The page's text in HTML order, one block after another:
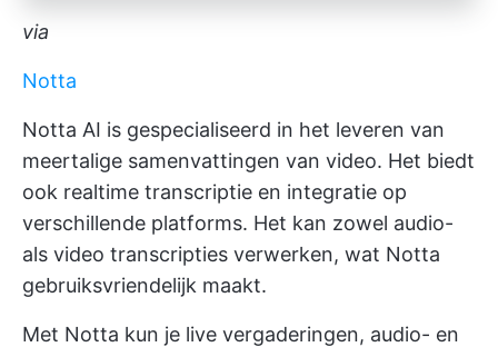
via
Notta
Notta AI is gespecialiseerd in het leveren van
meertalige samenvattingen van video. Het biedt
ook realtime transcriptie en integratie op
verschillende platforms. Het kan zowel audio-
als video transcripties verwerken, wat Notta
gebruiksvriendelijk maakt.
Met Notta kun je live vergaderingen, audio- en